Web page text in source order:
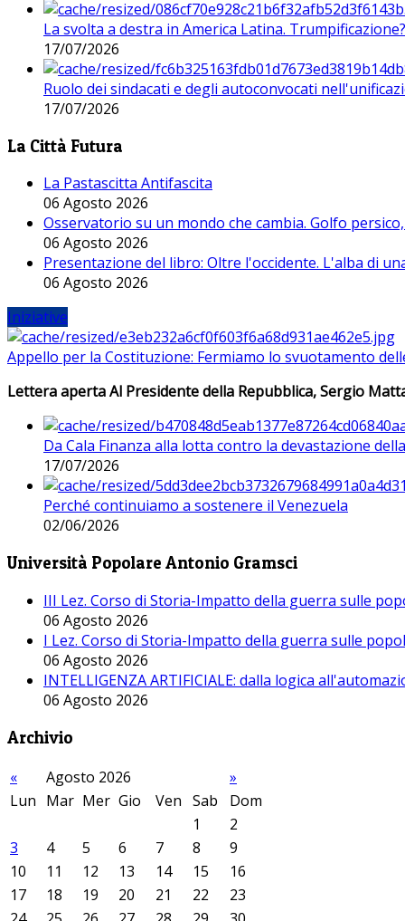
La svolta a destra in America Latina. Trumpificazione?
17/07/2026
Ruolo dei sindacati e degli autoconvocati
17/07/2026
La Città Futura
La Pastascitta Antifascita
06 Agosto 2026
Osservatorio su un mondo che cambia. Golfo
06 Agosto 2026
Presentazione del libro: Oltre l'occidente. L'alba di
06 Agosto 2026
Iniziative
Appello per la Costituzione: Fermiamo lo svuotamento
Lettera aperta Al Presidente della Repubblica, Sergio
Da Cala Finanza alla lotta contro la devastazione
17/07/2026
Perché continuiamo a sostenere il Venezuela
02/06/2026
Università Popolare Antonio Gramsci
III Lez. Corso di Storia-Impatto della guerra sulle
06 Agosto 2026
I Lez. Corso di Storia-Impatto della guerra sulle
06 Agosto 2026
INTELLIGENZA ARTIFICIALE: dalla logica
06 Agosto 2026
Archivio
« Agosto 2026
»
Lun Mar Mer Gio Ven Sab
Dom
1
2
3
4 5 6 7 8
9
10
11 12 13 14 15
16
17
18 19 20 21 22
23